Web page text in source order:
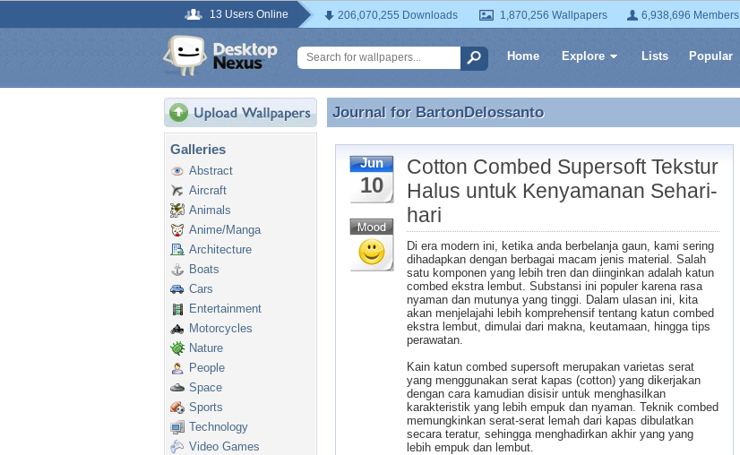
13 Users Online 206,070,255 Downloads 1,870,256 Wallpapers 6,938,696 Members
Home Explore Lists Popular
Galleries
Abstract
Aircraft
Animals
Anime/Manga
Architecture
Boats
Cars
Entertainment
Motorcycles
Nature
People
Space
Sports
Technology
Video Games
Journal for BartonDelossanto
Journal for BartonDelossanto
Jun
10
Cotton Combed Supersoft Tekstur
Halus untuk Kenyamanan Sehari-
hari
Di era modern ini, ketika anda berbelanja gaun, kami sering
dihadapkan dengan berbagai macam jenis material. Salah
satu komponen yang lebih tren dan diinginkan adalah katun
combed ekstra lembut. Substansi ini populer karena rasa
nyaman dan mutunya yang tinggi. Dalam ulasan ini, kita
akan menjelajahi lebih komprehensif tentang katun combed
ekstra lembut, dimulai dari makna, keutamaan, hingga tips
perawatan.
Kain katun combed supersoft merupakan varietas serat
yang menggunakan serat kapas (cotton) yang dikerjakan
dengan cara kamudian disisir untuk menghasilkan
karakteristik yang lebih empuk dan nyaman. Teknik combed
memungkinkan serat-serat lemah dari kapas dibulatkan
secara teratur, sehingga menghadirkan akhir yang yang
lebih empuk dan lembut.